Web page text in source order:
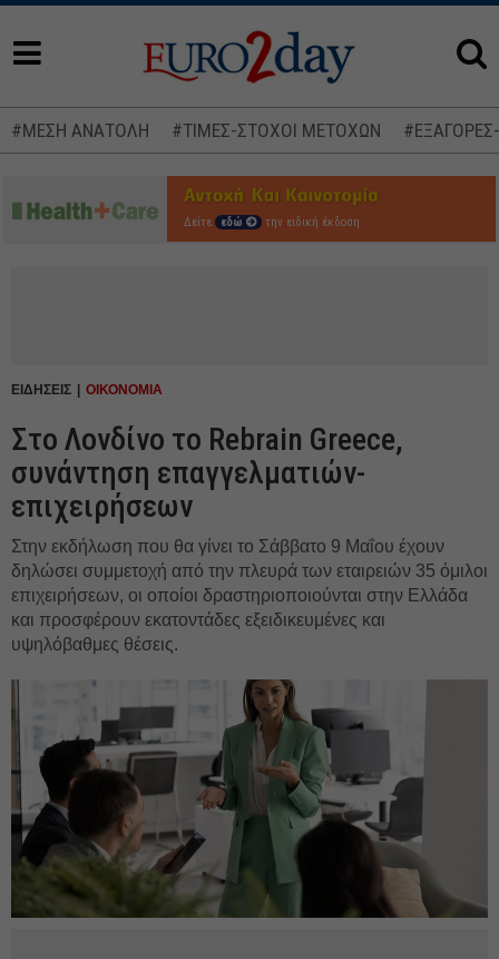
#ΜΕΣΗ ΑΝΑΤΟΛΗ #ΤΙΜΕΣ-ΣΤΟΧΟΙ ΜΕΤΟΧΩΝ
Δείτε εδώ την ειδική έκδοση
ΕΙΔΗΣΕΙΣ ΟΙΚΟΝΟΜΙΑ
Στο Λονδίνο το Rebrain Greece,
συνάντηση επαγγελματιών-
επιχειρήσεων
Στην εκδήλωση που θα γίνει το Σάββατο 9 Μαΐου έχουν
δηλώσει συμμετοχή από την πλευρά των εταιρειών 35 όμιλοι
επιχειρήσεων, οι οποίοι δραστηριοποιούνται στην Ελλάδα
και προσφέρουν εκατοντάδες εξειδικευμένες και
υψηλόβαθμες θέσεις.